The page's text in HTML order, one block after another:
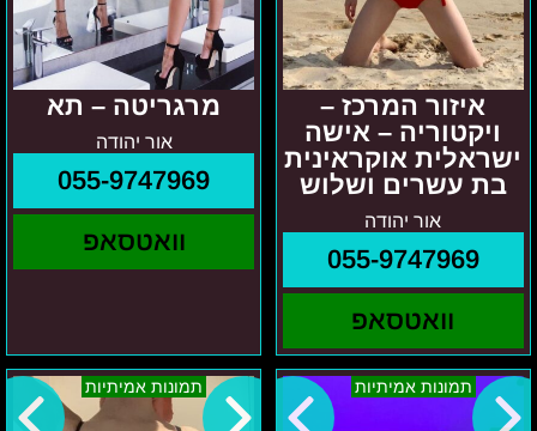
איזור המרכז –
ויקטוריה – אישה
ישראלית אוקראינית
בת עשרים ושלוש
אור יהודה
055-9747969
וואטסאפ
מרגריטה – תא
אור יהודה
055-9747969
וואטסאפ
תמונות אמיתיות
יאנה
במרכז
תמונות אמיתיות
יולי
אזור
המרכז